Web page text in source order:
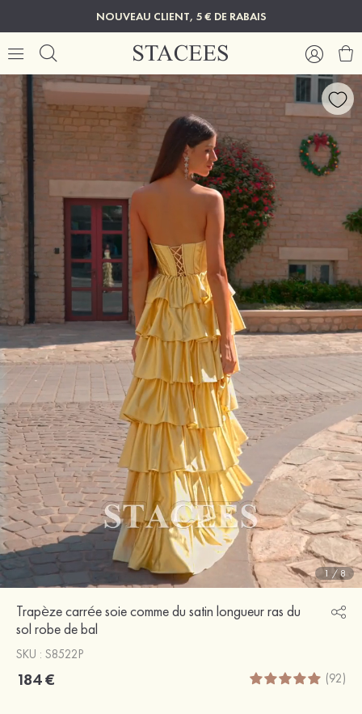
NOUVEAU CLIENT, 5 € DE RABAIS
1 /8
Trapèze carrée soie comme du satin longueur ras du
sol robe de bal
SKU : S8522P
184 € (92)